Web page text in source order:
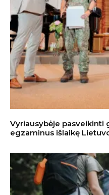
Vyriausybėje pasveikinti
egzaminus išlaikę